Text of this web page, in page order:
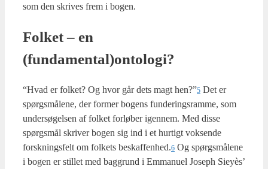
som den skri­ves frem i bogen.
Fol­ket – en
(fundamental)ontologi?
“Hvad er fol­ket? Og hvor går dets magt hen?”5 Det er
spørgs­må­le­ne, der for­mer bogens fun­de­rings­ram­me, som
under­sø­gel­sen af fol­ket for­lø­ber igen­nem. Med dis­se
spørgs­mål skri­ver bogen sig ind i et hur­tigt vok­sen­de
forsk­nings­felt om fol­kets beskaffenhed.6 Og spørgs­må­le­ne
i bogen er stil­let med bag­grund i Emma­nu­el Joseph Sieyès’